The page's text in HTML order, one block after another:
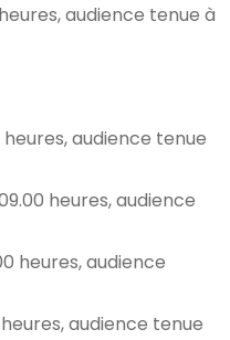
audience tenue à
heures, audience tenue
heures, audience
heures, audience
audience tenue